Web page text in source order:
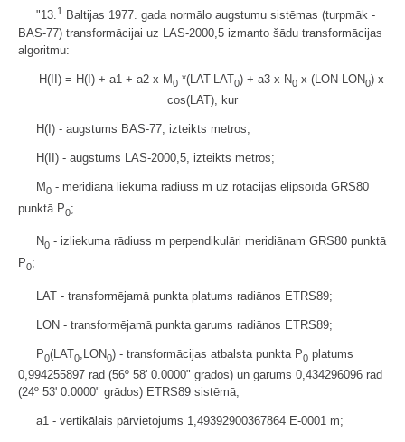
"13.1
Baltijas 1977. gada normālo augstumu sistēmas (turpmāk -
BAS-77) transformācijai uz LAS-2000,5 izmanto šādu transformācijas
algoritmu:
H(II) = H(I) + a1 + a2 x M0 *(LAT-LAT0) + a3 x N0 x (LON-LON0) x
cos(LAT), kur
H(I) - augstums BAS-77, izteikts metros;
H(II) - augstums LAS-2000,5, izteikts metros;
M0 - meridiāna liekuma rādiuss m uz rotācijas elipsoīda GRS80
punktā P0;
N0 - izliekuma rādiuss m perpendikulāri meridiānam GRS80 punktā
P0;
LAT - transformējamā punkta platums radiānos ETRS89;
LON - transformējamā punkta garums radiānos ETRS89;
P0(LAT0 ,LON0) - transformācijas atbalsta punkta P0 platums
0,994255897 rad (56º 58' 0.0000" grādos) un garums 0,434296096 rad
(24º 53' 0.0000" grādos) ETRS89 sistēmā;
a1 - vertikālais pārvietojums 1,49392900367864 E-0001 m;